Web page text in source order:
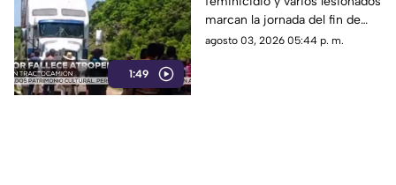
1:49
de víctimas en varios
municipios
marcan la jornada del fin de
semana en municipios de
agosto 03, 2026 05:44 p. m.